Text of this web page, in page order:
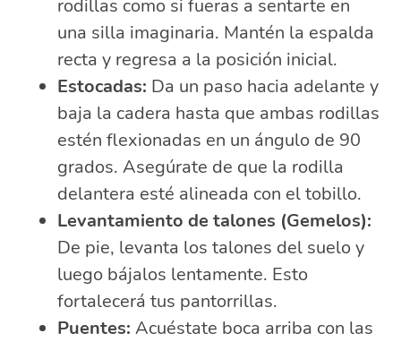
rodillas como si fueras a sentarte en
una silla imaginaria. Mantén la espalda
recta y regresa a la posición inicial.
Estocadas: Da un paso hacia adelante y
baja la cadera hasta que ambas rodillas
estén flexionadas en un ángulo de 90
grados. Asegúrate de que la rodilla
delantera esté alineada con el tobillo.
Levantamiento de talones (Gemelos):
De pie, levanta los talones del suelo y
luego bájalos lentamente. Esto
fortalecerá tus pantorrillas.
Puentes: Acuéstate boca arriba con las